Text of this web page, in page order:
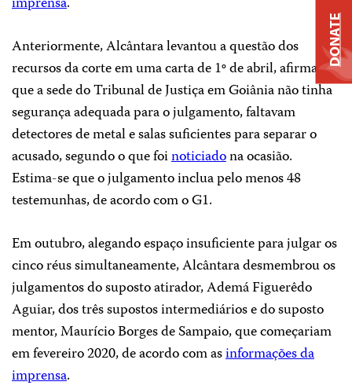
Anteriormente, Alcântara levantou a questão dos
recursos da corte em uma carta de 1º de abril, afirmando
que a sede do Tribunal de Justiça em Goiânia não tinha
segurança adequada para o julgamento, faltavam
detectores de metal e salas suficientes para separar o
acusado, segundo o que foinoticiadona ocasião.
Estima-se que o julgamento inclua pelo menos 48
testemunhas, de acordo com o G1.
Em outubro, alegando espaço insuficiente para julgar os
cinco réus simultaneamente, Alcântara desmembrou os
julgamentos do suposto atirador, Ademá Figuerêdo
Aguiar, dos três supostos intermediários e do suposto
mentor, Maurício Borges de Sampaio, que começariam
em fevereiro 2020, de acordo com asinformações da
imprensa.
DONATE